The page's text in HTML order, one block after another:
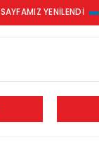
SAYFAMIZ YENİLENDİ